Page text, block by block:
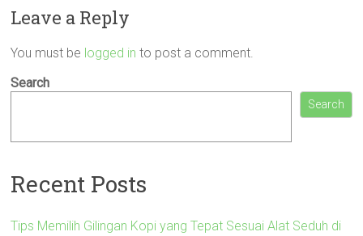
Leave a Reply
You must be logged in to post a comment.
Search
Search
Recent Posts
Tips Memilih Gilingan Kopi yang Tepat Sesuai Alat Seduh di